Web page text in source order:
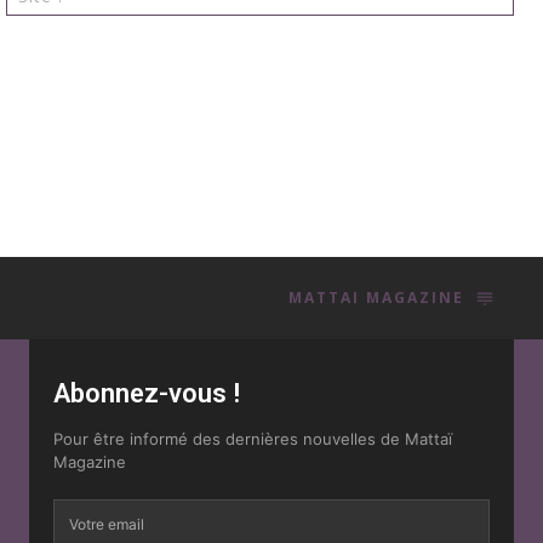
:
MATTAI MAGAZINE
Abonnez-vous !
Pour être informé des dernières nouvelles de Mattaï
Magazine